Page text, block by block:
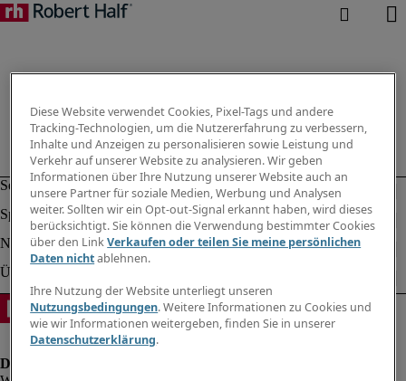
Diese Website verwendet Cookies, Pixel-Tags und andere
Tracking-Technologien, um die Nutzererfahrung zu verbessern,
Inhalte und Anzeigen zu personalisieren sowie Leistung und
Verkehr auf unserer Website zu analysieren. Wir geben
Informationen über Ihre Nutzung unserer Website auch an
unsere Partner für soziale Medien, Werbung und Analysen
weiter. Sollten wir ein Opt-out-Signal erkannt haben, wird dieses
berücksichtigt. Sie können die Verwendung bestimmter Cookies
über den LinkVerkaufen oder teilen Sie meine persönlichen
Daten nichtablehnen.
Ihre Nutzung der Website unterliegt unseren
Nutzungsbedingungen. Weitere Informationen zu Cookies und
wie wir Informationen weitergeben, finden Sie in unserer
Datenschutzerklärung.